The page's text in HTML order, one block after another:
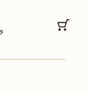
カー